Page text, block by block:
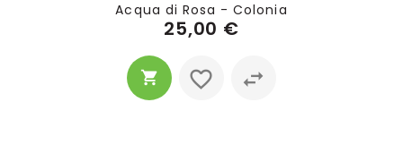
Acqua di Rosa - Colonia
25,00 €